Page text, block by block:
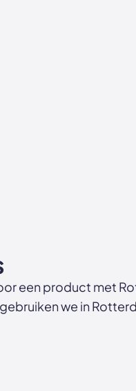
een product met
we in